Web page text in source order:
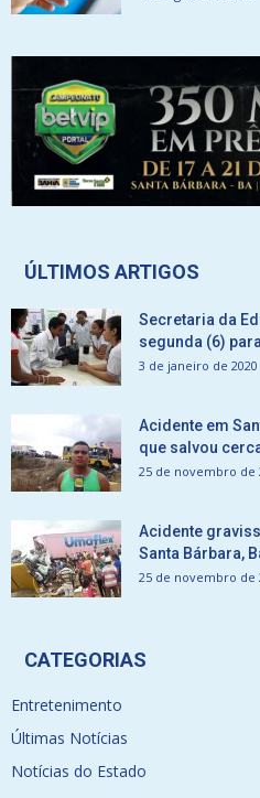
ÚLTIMOS ARTIGOS
Secretaria da
segunda (6)
3 de janeiro de 2020
Acidente em
que salvou
25 de novembro de
Acidente
Santa Bárbara,
25 de novembro de
CATEGORIAS
Entretenimento
Últimas Notícias
Notícias do Estado